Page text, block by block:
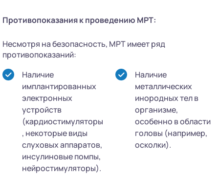
Противопоказания к проведению МРТ:
Несмотря на безопасность, МРТ имеет ряд
противопоказаний:
Наличие
имплантированных
электронных
устройств
(кардиостимуляторы
, некоторые виды
слуховых аппаратов,
инсулиновые помпы,
нейростимуляторы).
Наличие
металлических
инородных тел в
организме,
особенно в области
головы (например,
осколки).